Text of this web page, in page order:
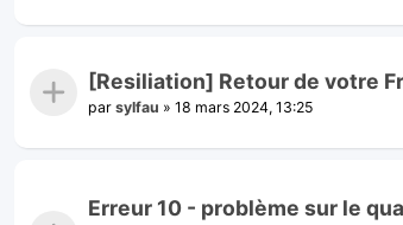
[Resiliation] Retour de votre
par sylfau » 18 mars 2024, 13:25
Erreur 10 - problème sur le